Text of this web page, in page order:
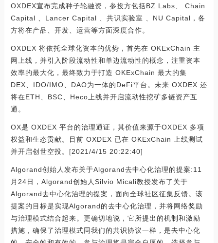
OXDEX宣布完成种子轮融资，参投方包括BZ Labs、 Chain
Capital 、Lancer Capital 、共识实验室 、NU Capital，各
方将在产品、开发、运营等方面深度合作。
OXDEX 将依托全球化资本的优势，首先在 OKExChain 主
网上线，并引入阶段流动性和单边流动性的概念，注重资本
效率的最大化，最终致力于打造 OKExChain 最大的集
DEX、IDO/IMO、DAO为一体的DeFi平台。未来 OXDEX 还
将在ETH、BSC、Heco上线并开启流动性挖矿多链资产互
通。
OX是 OXDEX 平台的治理通证，其价值来源于OXDEX 多项
权益和生态贡献。目前 OXDEX 已在 OKExChain 上线测试
并开启创世空投。[2021/4/15 20:22:40]
Algorand创始人发布关于Algorand去中心化治理的提案:11
月24日，Algorand创始人Silvio Micali教授发布了关于
Algorand去中心化治理的提案，面向全球社区征集反馈。该
提案的目标是实现Algorand的去中心化治理，并将网络奖励
与治理模式结合起来。更确切地说，它所提出的机制和激励
措施，确保了治理模式同我们的共识协议一样，是去中心化